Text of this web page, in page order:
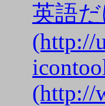
英語
(http://
(http://